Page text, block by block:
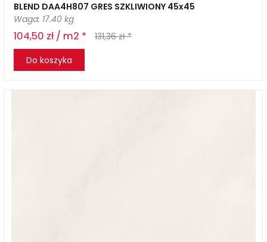
BLEND DAA4H807 GRES SZKLIWIONY 45x45
Waga: 17.40 kg
104,50 zł / m2 *
131,36 zł *
Do koszyka